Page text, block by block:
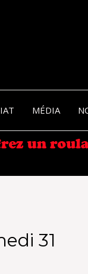
MÉDIA
31